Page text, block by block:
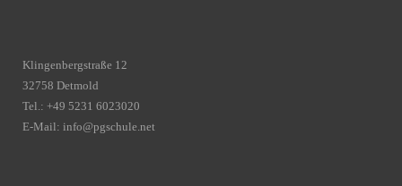
Klingenbergstraße 12
32758 Detmold
Tel.: +49 5231 6023020
E-Mail: info@pgschule.net